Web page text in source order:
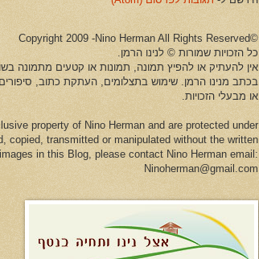
©Copyright 2009 -Nino Herman All Rights Reserved
כל הזכויות שמורות © לנינו הרמן.
אין להעתיק או להפיץ תמונה, תמונות או קטעים מתמונה
בכתב מנינו הרמן. שימוש בתצלומים, העתקת כתוב,
או מבעלי הזכויות.
property of Nino Herman and are protected under
copied, transmitted or manipulated without the written
in this Blog, please contact Nino Herman email:
Ninoherman@gmail.com